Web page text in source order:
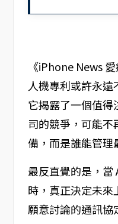
《iPhone News
人機專利或許永
它揭露了一個值
司的競爭，可能
備，而是誰能管理
最反直覺的是，當
時，真正決定未來
願意討論的通訊協